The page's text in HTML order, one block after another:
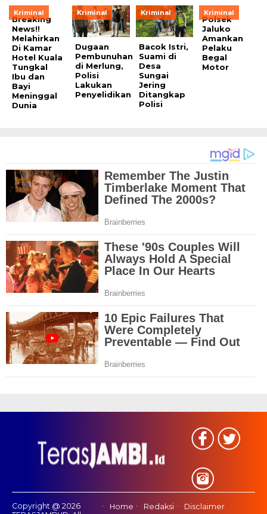
Kriminal
Breaking
News!!
Melahirkan
Di Kamar
Hotel Kuala
Tungkal
Ibu dan
Bayi
Meninggal
Dunia
Kriminal
Dugaan
Pembunuhan
di Merlung,
Polisi
Lakukan
Penyelidikan
Kriminal
Bacok Istri,
Suami di
Desa
Sungai
Jering
Ditangkap
Polisi
Kriminal
Polsek
Jaluko
Amankan
Pelaku
Begal
Motor
Copyright @ 2026
Home Redaksi Disclaimer